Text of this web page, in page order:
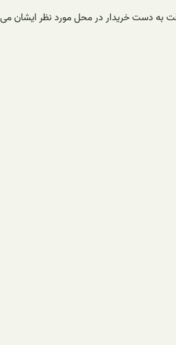
به دست خریدار در محل مورد نظر ایشان می